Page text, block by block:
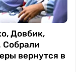
Довбик,
Собрали
вернутся в